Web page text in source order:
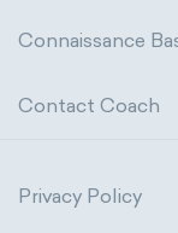
Connaissance
Contact Coach
Privacy Policy